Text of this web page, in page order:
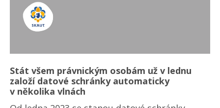
Stát všem právnickým osobám už v lednu
založí datové schránky automaticky
v několika vlnách